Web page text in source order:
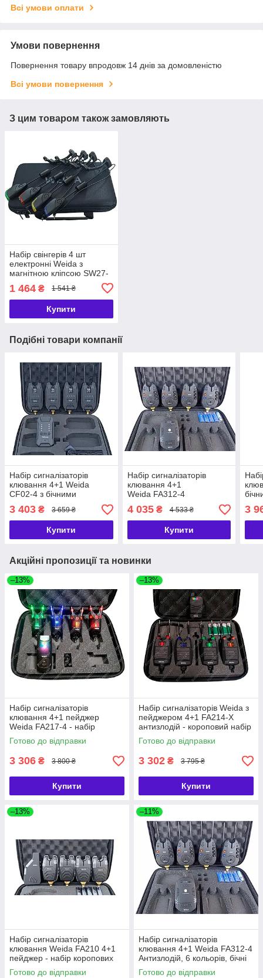
Всі умови оплати
Умови повернення
Повернення товару впродовж 14 днів за домовленістю
Всі умови повернення
З цим товаром також замовляють
Набір свінгерів 4 шт
електронні Weida з
магнітною кліпсою SW27-
свінгерів 4 шт
1 464 ₴ 1 541 ₴
Купити
Подібні товари компанії
Набір сигналізаторів
клювання 4+1 Weida
CF02-4 з бічними
фіксаторами вудилища -
короповий набір
сигналізаторів
3 403 ₴ 3 659 ₴
Купити
Набір сигналізаторів
клювання 4+1
Weida FA312-4
Антизлодій, 6 кольорів,
бічні фіксатори
4 035₴ 4 533 ₴
Купити
TLI-
3
Акційні пропозиції та новинки
–13%
Набір сигналізаторів
клювання 4+1 пейджер
Weida FA217-4 - набір
коропових сигналізаторів 4+1
Готово до відправки
3 306 ₴ 3 800 ₴
Купити
–13%
Набір сигналізаторів Weida з
пейджером 4+1 FA214-X
антизлодій - короповий набір
сигналізаторів 4+1 FA214-X
Готово до відправки
3 302 ₴ 3 795 ₴
Купити
–13%
Набір сигналізаторів
клювання Weida FA210 4+1
пейджер - набір коропових
сигналізаторів 4+1
Готово до відправки
–11%
Набір сигналізаторів
клювання 4+1 Weida FA312-4
Антизлодій, 6 кольорів, бічні
фіксатори
Готово до відправки